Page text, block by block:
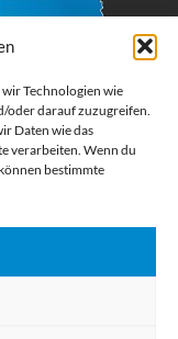
Technologien wie
oder darauf zuzugreifen.
Daten wie das
verarbeiten. Wenn du
bestimmte